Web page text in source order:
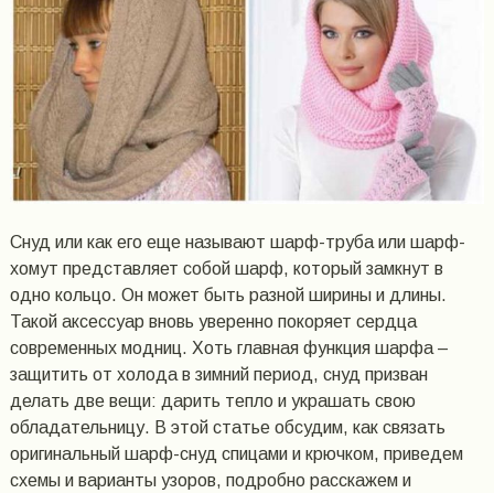
Снуд или как его еще называют шарф-труба или шарф-
хомут представляет собой шарф, который замкнут в
одно кольцо. Он может быть разной ширины и длины.
Такой аксессуар вновь уверенно покоряет сердца
современных модниц. Хоть главная функция шарфа –
защитить от холода в зимний период, снуд призван
делать две вещи: дарить тепло и украшать свою
обладательницу. В этой статье обсудим, как связать
оригинальный шарф-снуд спицами и крючком, приведем
схемы и варианты узоров, подробно расскажем и